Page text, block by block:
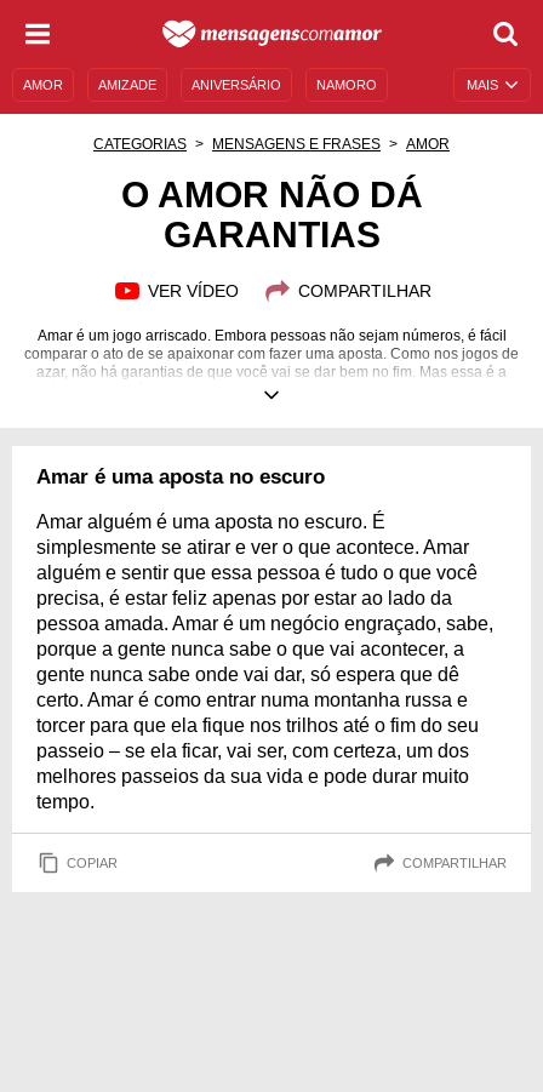
MAIS
AMOR AMIZADE ANIVERSÁRIO NAMORO
DESCULPAS
MENSAGENS E FRASES MENSAGENS DE ANIVERSÁRIO
CATEGORIAS MENSAGENS E FRASES AMOR
O AMOR NÃO DÁ
GARANTIAS
VER VÍDEO COMPARTILHAR
Amar é um jogo arriscado. Embora pessoas não sejam números, é fácil
comparar o ato de se apaixonar com fazer uma aposta. Como nos jogos de
azar, não há garantias de que você vai se dar bem no fim. Mas essa é a
mágica. Se você for recompensado, terá ganhado na loteria para a vida
Amar é uma aposta no escuro
Amar alguém é uma aposta no escuro. É
simplesmente se atirar e ver o que acontece. Amar
alguém e sentir que essa pessoa é tudo o que você
precisa, é estar feliz apenas por estar ao lado da
pessoa amada. Amar é um negócio engraçado, sabe,
porque a gente nunca sabe o que vai acontecer, a
gente nunca sabe onde vai dar, só espera que dê
certo. Amar é como entrar numa montanha russa e
torcer para que ela fique nos trilhos até o fim do seu
passeio – se ela ficar, vai ser, com certeza, um dos
melhores passeios da sua vida e pode durar muito
tempo.
COPIAR COMPARTILHAR